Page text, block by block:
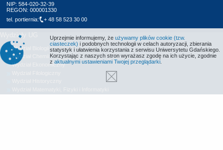
NIP: 584-020-32-39
REGON: 000001330
tel. portiernia:
+ 48 58 523 30 00
Wydziały UG
Wydział Biologii
Wydział Chemii
Wydział Ekonomiczny
Uprzejmie informujemy, że używamy plików cookie (tzw.
ciasteczek) i podobnych technologii w celach autoryzacji, zbierania
statystyk i ułatwienia korzystania z serwisu Uniwersytetu Gdańskiego.
Korzystając z naszych stron wyrażasz zgodę na ich użycie, zgodnie
z aktualnymi ustawieniami Twojej przeglądarki